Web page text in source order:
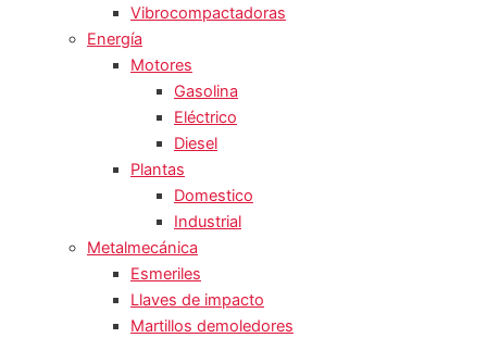
Vibrocompactadoras
Energía
Motores
Gasolina
Eléctrico
Diesel
Plantas
Domestico
Industrial
Metalmecánica
Esmeriles
Llaves de impacto
Martillos demoledores